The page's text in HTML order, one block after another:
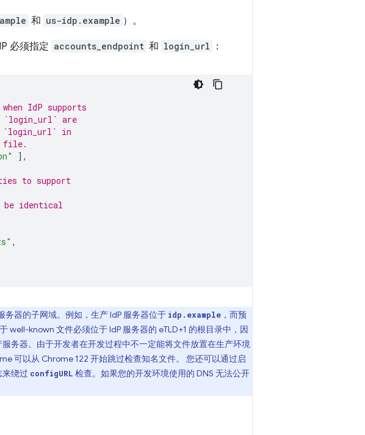
和 us-idp.example ）。
必须指定 accounts_endpoint 和 login_url ：
IdP supports
`login_url` are
`login_url` in
file.
],
to support
be identical
,
务器的子网域。例如，生产 IdP 服务器位于 idp.example ，而预
well-known 文件必须位于 IdP 服务器的 eTLD+1 的根目录中，因
服务器。由于开发者在开发过程中不一定能将文件放置在生产环境
可以从 Chrome 122 开始跳过检查知名文件。 您还可以通过启
来绕过 configURL 检查。如果您的开发环境使用的 DNS 无法公开